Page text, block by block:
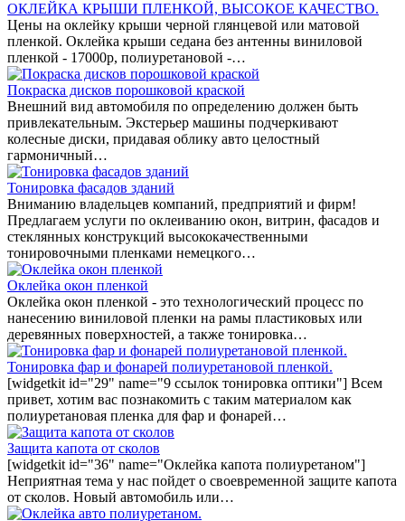
ОКЛЕЙКА КРЫШИ ПЛЕНКОЙ, ВЫСОКОЕ КАЧЕСТВО.
Цены на оклейку крыши черной глянцевой или матовой
пленкой. Оклейка крыши седана без антенны виниловой
пленкой - 17000р, полиуретановой -…
Покраска дисков порошковой краской
Внешний вид автомобиля по определению должен быть
привлекательным. Экстерьер машины подчеркивают
колесные диски, придавая облику авто целостный
гармоничный…
Тонировка фасадов зданий
Вниманию владельцев компаний, предприятий и фирм!
Предлагаем услуги по оклеиванию окон, витрин, фасадов и
стеклянных конструкций высококачественными
тонировочными пленками немецкого…
Оклейка окон пленкой
Оклейка окон пленкой - это технологический процесс по
нанесению виниловой пленки на рамы пластиковых или
деревянных поверхностей, а также тонировка…
Тонировка фар и фонарей полиуретановой пленкой.
[widgetkit id="29" name="9 ссылок тонировка оптики"] Всем
привет, хотим вас познакомить с таким материалом как
полиуретановая пленка для фар и фонарей…
Защита капота от сколов
[widgetkit id="36" name="Оклейка капота полиуретаном"]
Неприятная тема у нас пойдет о своевременной защите капота
от сколов. Новый автомобиль или…